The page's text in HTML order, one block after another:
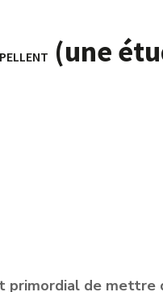
(une
primordial de